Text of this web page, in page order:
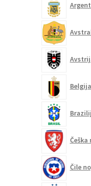
Češka
Čile